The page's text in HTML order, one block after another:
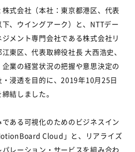
式会社（本社：東京都港区、代表
、ウイングアーク）と、NTTデー
メント専門会社である株式会社リ
東区、代表取締役社長 大西浩史、
業の経営状況の把握や意思決定の
浸透を目的に、2019年10月25日
結しました。
ある可視化のためのビジネスイン
Cloud」と、リアライズ
レーション・サービスを組み合わ